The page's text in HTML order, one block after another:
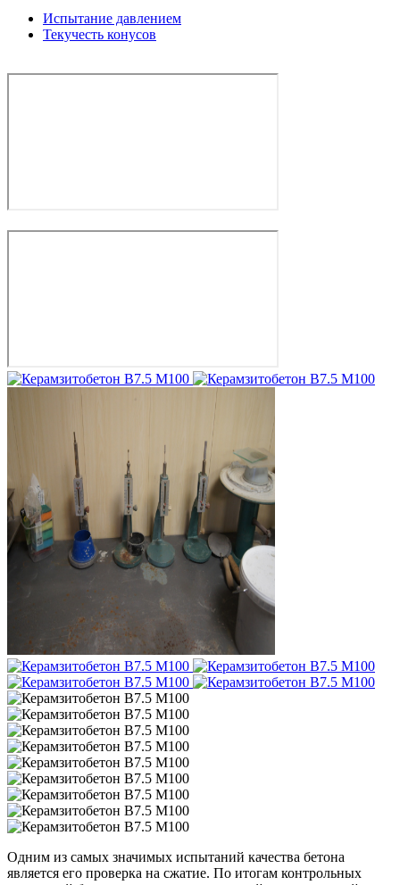
Испытание давлением
Текучесть конусов
Одним из самых значимых испытаний качества бетона
является его проверка на сжатие. По итогам контрольных